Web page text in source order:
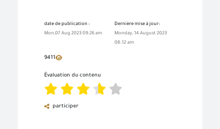
date de publication :
Mon,07 Aug 2023 09:26 am
Dernière mise à jour:
Monday, 14 August 2023
08:12 am
9411
Évaluation du contenu
participer